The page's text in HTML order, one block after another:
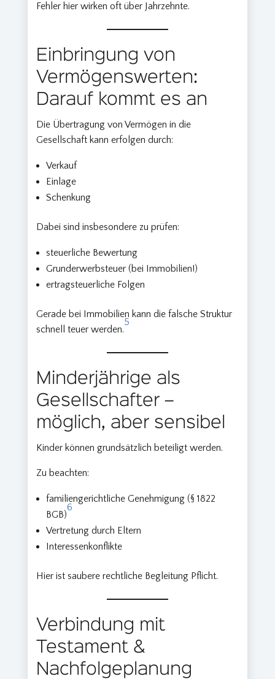
Fehler hier wirken oft über Jahrzehnte.
Einbringung von
Vermögenswerten:
Darauf kommt es an
Die Übertragung von Vermögen in die
Gesellschaft kann erfolgen durch:
Verkauf
Einlage
Schenkung
Dabei sind insbesondere zu prüfen:
steuerliche Bewertung
Grunderwerbsteuer (bei Immobilien!)
ertragsteuerliche Folgen
Gerade bei Immobilien kann die falsche Struktur
schnell teuer werden.
5
Minderjährige als
Gesellschafter –
möglich, aber sensibel
Kinder können grundsätzlich beteiligt werden.
Zu beachten:
familiengerichtliche Genehmigung (§ 1822
BGB)
6
Vertretung durch Eltern
Interessenkonflikte
Hier ist saubere rechtliche Begleitung Pflicht.
Verbindung mit
Testament &
Nachfolgeplanung